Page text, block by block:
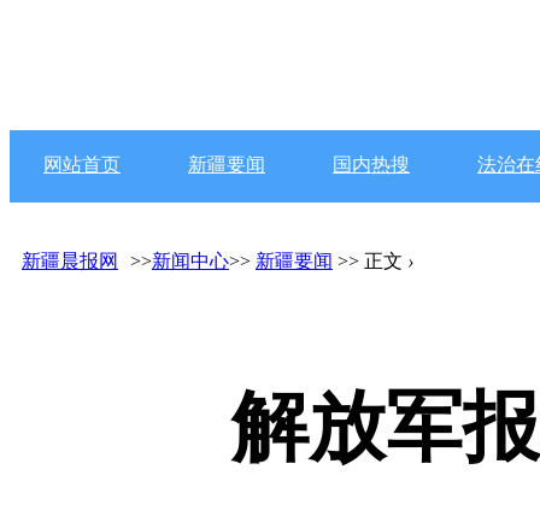
网站首页 新疆要闻 国内热搜 法治在
新疆晨报网 >>新闻中心>> 新疆要闻 >> 正文 ›
解放军